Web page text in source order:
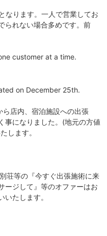
なります。一人で営業してお
られない場合多めです。前
customer at a time.
on December 25th.
店内、宿泊施設への出張
事になりました。(地元の方値
します。
荘等の『今すぐ出張施術に来
ージして』等のオファーはお
たします。